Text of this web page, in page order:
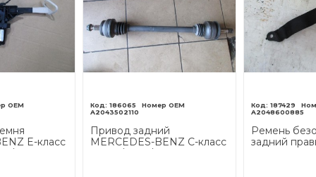
E-класс
A207
186065
A2043502110
Привод задний
MERCEDES-BENZ C-класс
W204/S204/С204
187429
A2048600885
Ремень
задний